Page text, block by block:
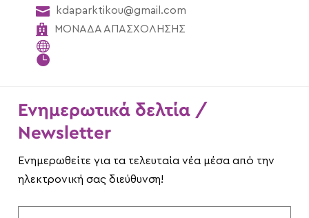
 kdaparktikou@gmail.com
 ΜΟΝΑΔΑ ΑΠΑΣΧΟΛΗΣΗΣ


Ενημερωτικά δελτία /
Newsletter
Ενημερωθείτε για τα τελευταία νέα μέσα από την
ηλεκτρονική σας διεύθυνση!